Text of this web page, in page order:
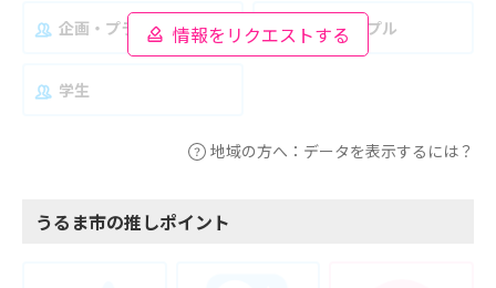
情報をリクエストする
企画・プランナー 夫婦・カップル
学生
地域の方へ：データを表示するには？
うるま市の推しポイント